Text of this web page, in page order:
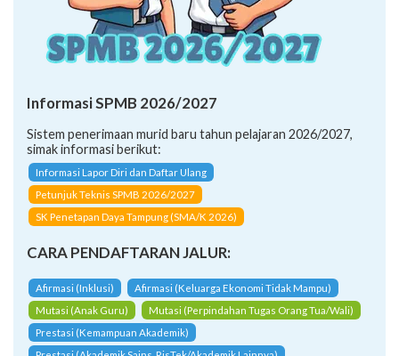
Informasi SPMB 2026/2027
Sistem penerimaan murid baru tahun pelajaran 2026/2027,
simak informasi berikut:
Informasi Lapor Diri dan Daftar Ulang
Petunjuk Teknis SPMB 2026/2027
SK Penetapan Daya Tampung (SMA/K 2026)
CARA PENDAFTARAN JALUR:
Afirmasi (Inklusi)
Afirmasi (Keluarga Ekonomi Tidak Mampu)
Mutasi (Anak Guru)
Mutasi (Perpindahan Tugas Orang Tua/Wali)
Prestasi (Kemampuan Akademik)